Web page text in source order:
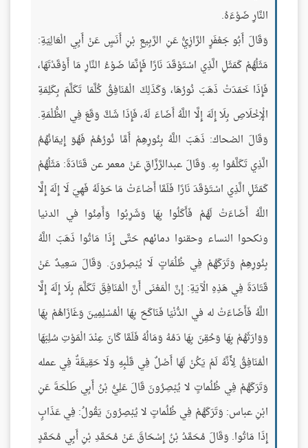
النَّارِ ضَوْءَهُ.
وَقَالَ أَبُو جَعْفَرٍ الرَّازِيُّ عَنِ الرَّبِيعِ بْنِ أَنَسٍ عَنْ أَبِي الْعَالِيَةِ:
مَثَلُهُمْ كَمَثَلِ الَّذِي اسْتَوْقَدَ نَارًا فَإِنَّمَا ضَوْءُ النَّارِ مَا أَوْقَدْتَهَا،
فَإِذَا خَمَدَتْ ذَهَبَ نُورُهَا، وَكَذَلِكَ الْمُنَافِقُ كُلَّمَا تَكَلَّمَ بِكَلِمَةِ
الْإِخْلَاصِ بِلَا إِلَهَ إِلَّا اللَّهُ أَضَاءَ لَهُ، فَإِذَا شَكَّ وَقَعَ فِي الظُّلْمَةِ.
وَقَالَ الضحاك: ذَهَبَ اللَّهُ بِنُورِهِمْ أَمَّا نُورُهُمْ فَهُوَ إِيمَانُهُمُ
الَّذِي تَكَلَّمُوا بِهِ. وَقَالَ عبدالرَّزَّاقِ عَنْ معمر عن قَتَادَةَ: مَثَلُهُمْ
كَمَثَلِ الَّذِي اسْتَوْقَدَ نَارًا فَلَمَّا أَضاءَتْ مَا حَوْلَهُ فَهِيَ لَا إِلَهَ إِلَّا
اللَّهُ أَضَاءَتْ لَهُمْ فَأَكَلُوا بِهَا وَشَرِبُوا وَأَمِنُوا في الدنيا
ونكحوا النساء وحقنوا دمائهم حَتَّى إِذَا مَاتُوا ذَهَبَ اللَّهُ
بِنُورِهِمْ وَتَرَكَهُمْ فِي ظُلُمَاتٍ لَا يُبْصِرُونَ. وَقَالَ سَعِيدٌ عَنْ
قَتَادَةَ فِي هَذِهِ الْآيَةِ: إِنَّ الْمَعْنَى أَنَّ الْمُنَافِقَ تَكَلَّمَ بِلَا إِلَهَ إِلَّا
اللَّهُ فَأَضَاءَتْ له في الدُّنْيَا فَنَاكَحَ بِهَا الْمُسْلِمِينَ وَغَازَاهُمْ بِهَا
وَوَارَثَهُمْ بِهَا وَحُقِنَ بِهَا دَمُهُ وَمَالُهُ فَلَمَّا كَانَ عِنْدَ الْمَوْتِ سُلِبَهَا
الْمُنَافِقُ لِأَنَّهُ لَمْ يَكُنْ لَهَا أَصْلٌ فِي قَلْبِهِ وَلَا حَقِيقَةٌ فِي عمله
وَتَرَكَهُمْ فِي ظُلُماتٍ لا يُبْصِرُونَ قَالَ عَلِيُّ بْنُ أَبِي طَلْحَةَ عَنِ
ابْنِ عباس: وَتَرَكَهُمْ فِي ظُلُماتٍ لا يُبْصِرُونَ يَقُولُ: فِي عَذَابٍ
إِذَا مَاتُوا. وَقَالَ مُحَمَّدُ بْنُ إِسْحَاقَ عَنْ مُحَمَّدِ بْنِ أَبِي مُحَمَّدٍ